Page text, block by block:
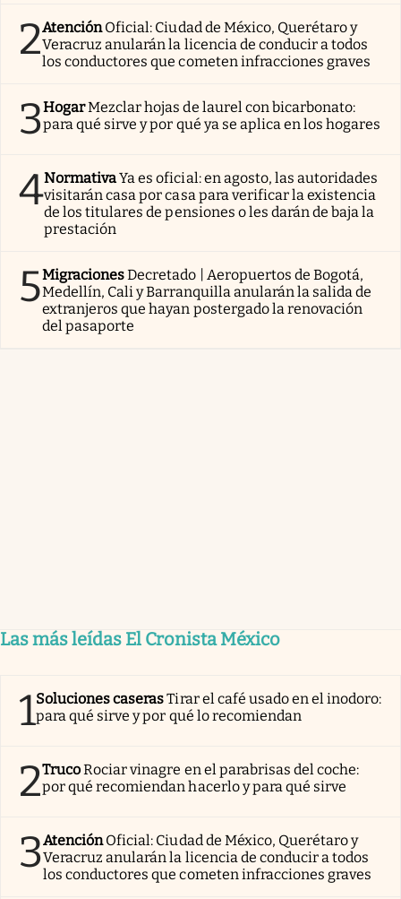
2AtenciónOficial: Ciudad de México, Querétaro y
Veracruz anularán la licencia de conducir a todos
los conductores que cometen infracciones graves
3HogarMezclar hojas de laurel con bicarbonato:
para qué sirve y por qué ya se aplica en los hogares
4NormativaYa es oficial: en agosto, las autoridades
visitarán casa por casa para verificar la existencia
de los titulares de pensiones o les darán de baja la
prestación
5MigracionesDecretado | Aeropuertos de Bogotá,
Medellín, Cali y Barranquilla anularán la salida de
extranjeros que hayan postergado la renovación
del pasaporte
Las más leídas El Cronista México
1Soluciones caserasTirar el café usado en el inodoro:
para qué sirve y por qué lo recomiendan
2TrucoRociar vinagre en el parabrisas del coche:
por qué recomiendan hacerlo y para qué sirve
3AtenciónOficial: Ciudad de México, Querétaro y
Veracruz anularán la licencia de conducir a todos
los conductores que cometen infracciones graves